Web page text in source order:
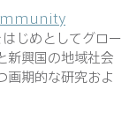
はじめとしてグロー
新興国の地域社会
画期的な研究およ